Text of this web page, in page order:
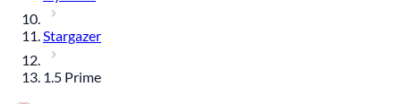
Stargazer
1.5 Prime